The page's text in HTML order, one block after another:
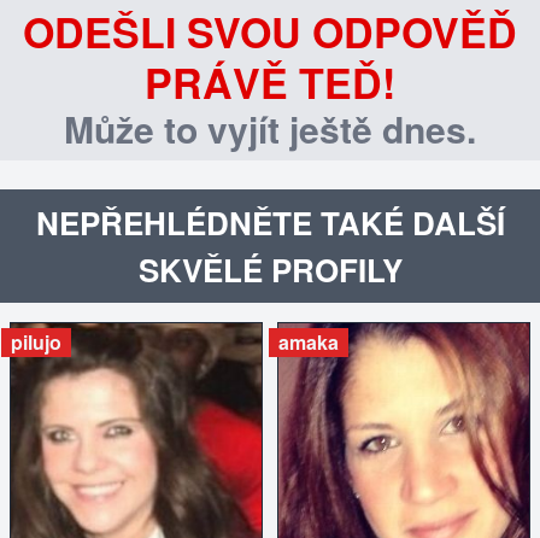
ODEŠLI SVOU ODPOVĚĎ
PRÁVĚ TEĎ!
Může to vyjít ještě dnes.
NEPŘEHLÉDNĚTE TAKÉ DALŠÍ
SKVĚLÉ PROFILY
pilujo
ZOBRAZIT INZERÁT
amaka
ZOBRAZIT INZERÁT